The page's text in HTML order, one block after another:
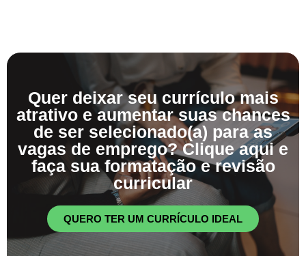
Quer deixar seu currículo mais
atrativo e aumentar suas chances
de ser selecionado(a) para as
vagas de emprego? Clique aqui e
faça sua formatação e revisão
curricular
QUERO TER UM CURRÍCULO IDEAL